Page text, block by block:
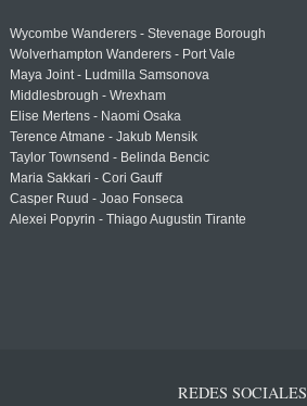
Wycombe Wanderers - Stevenage Borough
Wolverhampton Wanderers - Port Vale
Maya Joint - Ludmilla Samsonova
Middlesbrough - Wrexham
Elise Mertens - Naomi Osaka
Terence Atmane - Jakub Mensik
Taylor Townsend - Belinda Bencic
Maria Sakkari - Cori Gauff
Casper Ruud - Joao Fonseca
Alexei Popyrin - Thiago Augustin Tirante
REDES SOCIALES